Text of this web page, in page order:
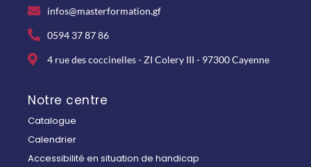
infos@masterformation.gf
0594 37 87 86
4 rue des coccinelles - ZI Colery III - 97300 Cayenne
Notre centre
Catalogue
Calendrier
Accessibilité en situation de handicap